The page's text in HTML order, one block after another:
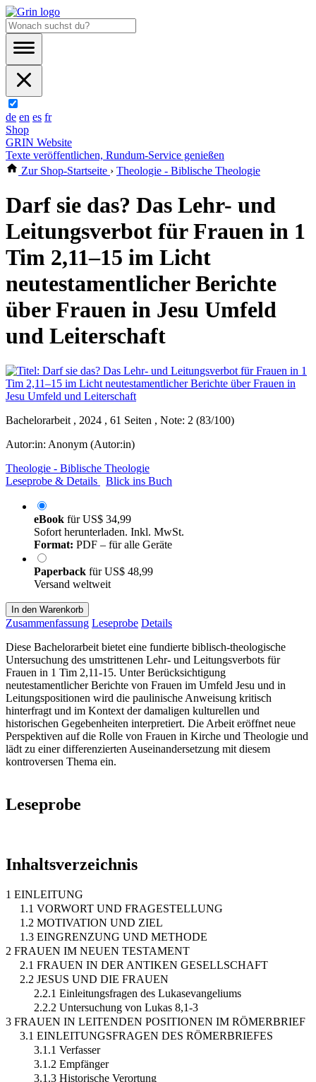
de en es fr
Shop
GRIN Website
Texte veröffentlichen, Rundum-Service genießen
Zur Shop-Startseite › Theologie - Biblische Theologie
Darf sie das? Das Lehr- und
Leitungsverbot für Frauen in 1
Tim 2,11–15 im Licht
neutestamentlicher Berichte
über Frauen in Jesu Umfeld
und Leiterschaft
Bachelorarbeit , 2024 , 61 Seiten , Note: 2 (83/100)
Autor:in: Anonym (Autor:in)
Theologie - Biblische Theologie
Leseprobe & Details
Blick ins Buch
eBook fürUS$ 34,99
Sofort herunterladen. Inkl. MwSt.
Format: PDF – für alle Geräte
Paperback fürUS$ 48,99
Versand weltweit
In den Warenkorb
Zusammenfassung Leseprobe Details
Diese Bachelorarbeit bietet eine fundierte biblisch-theologische
Untersuchung des umstrittenen Lehr- und Leitungsverbots für
Frauen in 1 Tim 2,11-15. Unter Berücksichtigung
neutestamentlicher Berichte von Frauen im Umfeld Jesu und in
Leitungspositionen wird die paulinische Anweisung kritisch
hinterfragt und im Kontext der damaligen kulturellen und
historischen Gegebenheiten interpretiert. Die Arbeit eröffnet neue
Perspektiven auf die Rolle von Frauen in Kirche und Theologie und
lädt zu einer differenzierten Auseinandersetzung mit diesem
kontroversen Thema ein.
Leseprobe
Inhaltsverzeichnis
1 EINLEITUNG
1.1 VORWORT UND FRAGESTELLUNG
1.2 MOTIVATION UND ZIEL
1.3 EINGRENZUNG UND METHODE
2 FRAUEN IM NEUEN TESTAMENT
2.1 FRAUEN IN DER ANTIKEN GESELLSCHAFT
2.2 JESUS UND DIE FRAUEN
2.2.1 Einleitungsfragen des Lukasevangeliums
2.2.2 Untersuchung von Lukas 8,1-3
3 FRAUEN IN LEITENDEN POSITIONEN IM RÖMERBRIEF
3.1 EINLEITUNGSFRAGEN DES RÖMERBRIEFES
3.1.1 Verfasser
3.1.2 Empfänger
3.1.3 Historische Verortung